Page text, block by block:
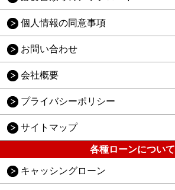
個人情報の同意事項
お問い合わせ
会社概要
プライバシーポリシー
サイトマップ
各種ローンについて
キャッシングローン